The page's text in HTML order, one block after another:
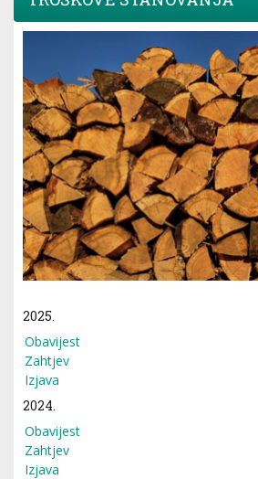
2025.
Obavijest
Zahtjev
Izjava
2024.
Obavijest
Zahtjev
Izjava